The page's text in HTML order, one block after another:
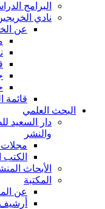
البرامج
نادي
عن
قائمة
البحث العلمي
دار السعيد
والنشر
مجلات
الكتب
الأبحاث
المكتبة
عن